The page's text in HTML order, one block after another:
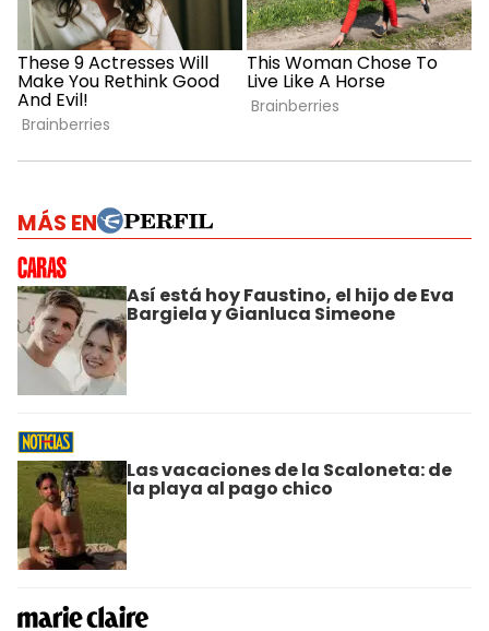
MÁS EN
Así está hoy Faustino, el hijo de Eva
Bargiela y Gianluca Simeone
Las vacaciones de la Scaloneta: de
la playa al pago chico